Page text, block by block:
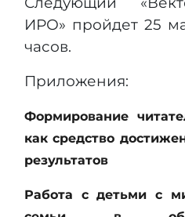
ИРО» пройдет 25
часов.
Приложения:
Формирование
как средство
результатов
Работа с детьми с